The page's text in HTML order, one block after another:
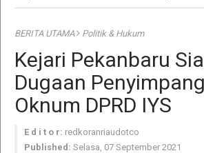
BERITA UTAMA Politik & Hukum
Kejari Pekanbaru
Dugaan
Oknum DPRD IYS
E d i t o r: redkoranriaudotco
Published: Selasa, 07 September 2021